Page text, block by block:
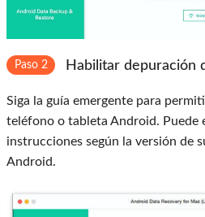
Paso 2 Habilitar depuración
Siga la guía emergente para
teléfono o tableta Android. Puede
instrucciones según la versión de
Android.